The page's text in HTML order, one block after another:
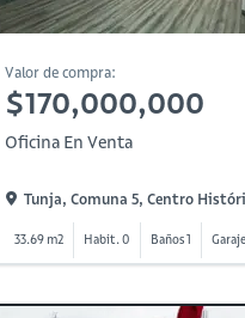
Valor de compra:
$170,000,000
Oficina En Venta
Tunja, Comuna 5, Centro
33.69 m2 Habit. 0 Baños 1